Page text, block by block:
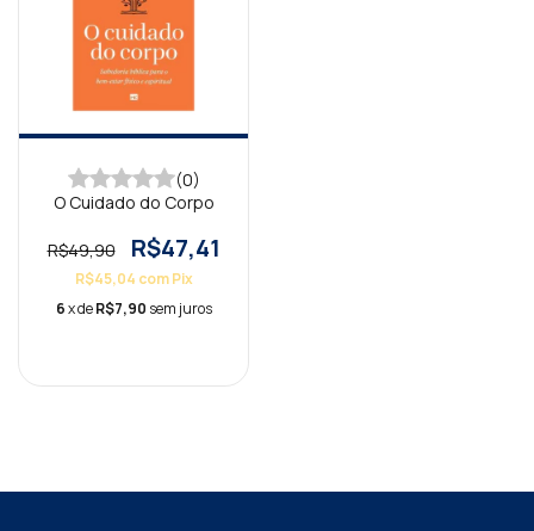
(0)
O Cuidado do Corpo
R$49,90 R$47,41
R$45,04 com Pix
6x deR$7,90 sem juros